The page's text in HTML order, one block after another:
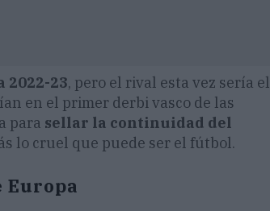
23, pero el rival esta vez sería el
en el primer derbi vasco de las
para sellar la continuidad del
lo cruel que puede ser el fútbol.